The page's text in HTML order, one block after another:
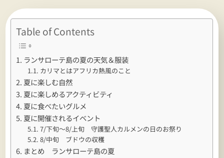
Table of Contents
ランサローテ島の夏の天気＆服装
カリマとはアフリカ熱風のこと
夏に楽しむ自然
夏に楽しめるアクティビティ
夏に食べたいグルメ
夏に開催されるイベント
7/下旬～8/上旬 守護聖人カルメンの日のお祭り
8/中旬 ブドウの収穫
まとめ ランサローテ島の夏